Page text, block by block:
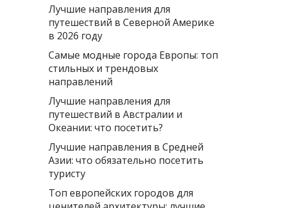
Лучшие направления для
путешествий в Северной Америке
в 2026 году
Самые модные города Европы: топ
стильных и трендовых
направлений
Лучшие направления для
путешествий в Австралии и
Океании: что посетить?
Лучшие направления в Средней
Азии: что обязательно посетить
туристу
Топ европейских городов для